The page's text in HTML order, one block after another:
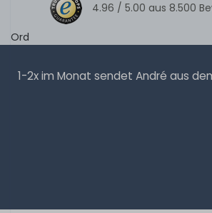
4.96 / 5.00 aus 8.500
Ord
1-2x im Monat sendet André aus